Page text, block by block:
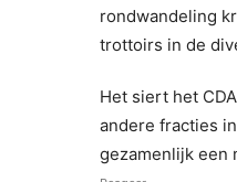
rondwandeling
trottoirs in de
Het siert het
andere fracties
gezamenlijk een